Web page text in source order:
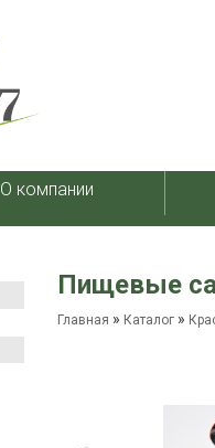
О компании
Пищевые
Главная » Каталог »